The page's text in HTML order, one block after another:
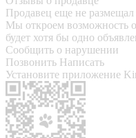
Продавец еще не
Мы откроем возможность
будет хотя бы одно
Сообщить о нарушении
Позвонить Написать
Установите приложение